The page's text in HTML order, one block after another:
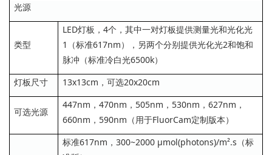
光源
类型
LED灯板，4个，其中一对灯板提供测量光和光化光
1（标准617nm），另两个分别提供光化光2和饱和
脉冲（标准冷白光6500k）
灯板尺寸
13x13cm，可选20x20cm
可选光源
447nm，470nm，505nm，530nm，627nm，
660nm，590nm（用于FluorCam定制版本）
标准617nm，300~2000 µmol(photons)/m².s（标